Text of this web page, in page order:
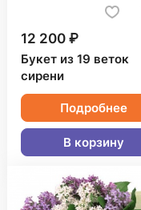
12 200 ₽
Букет из 19 веток
сирени
Подробнее
В корзину